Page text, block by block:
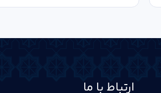
ارتباط با ما